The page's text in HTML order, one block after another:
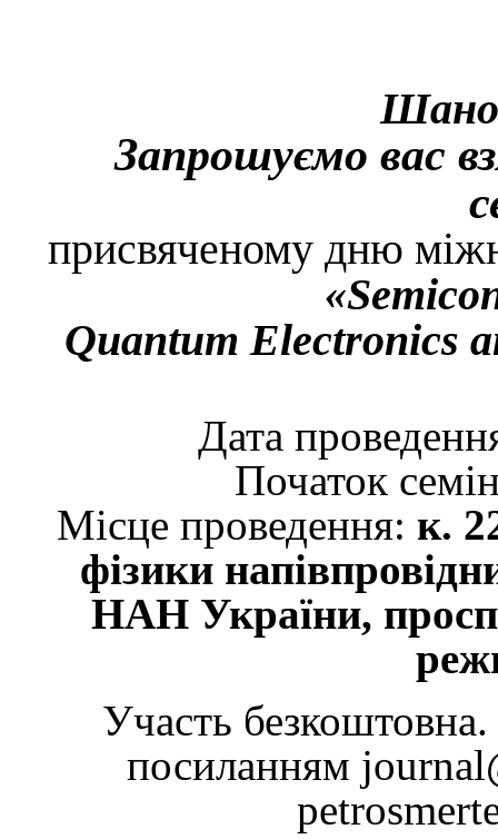
Запрошуємо вас
присвяченому дню
«
QuantumElectronics
Дата
Початок
Місце проведення: к.
фізики
НАН України,
Участь безкоштовна.
посиланням journal